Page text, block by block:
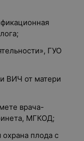
ГУО
ВИЧ от матери
врача-
МГКОД;
охрана плода с